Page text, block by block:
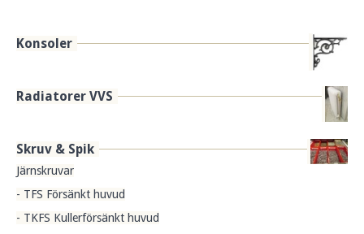
Konsoler
Radiatorer VVS
Skruv & Spik
Järnskruvar
- TFS Försänkt huvud
- TKFS Kullerförsänkt huvud